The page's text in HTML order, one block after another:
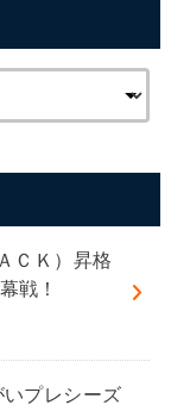
ＣＫ）昇格
戦！
プレシーズ